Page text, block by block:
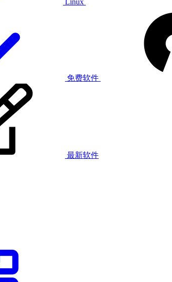
Linux
免费软件
最新软件